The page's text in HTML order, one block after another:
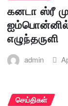
கனடா ஸ்ரீ
ஐம்பொன்னில்
எழுந்தருளி
admin
செய்திகள்